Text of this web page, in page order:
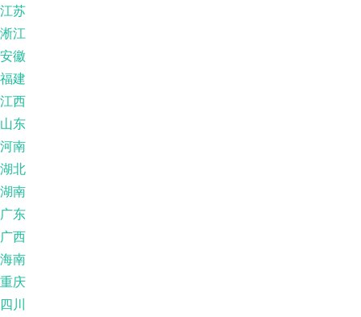
江苏
淅江
安徽
福建
江西
山东
河南
湖北
湖南
广东
广西
海南
重庆
四川